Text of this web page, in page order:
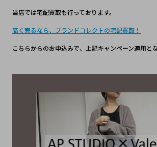
当店では宅配買取も行っております。
高く売るなら、ブランドコレクトの宅配買取！
こちらからのお申込みで、上記キャンペーン適用とな